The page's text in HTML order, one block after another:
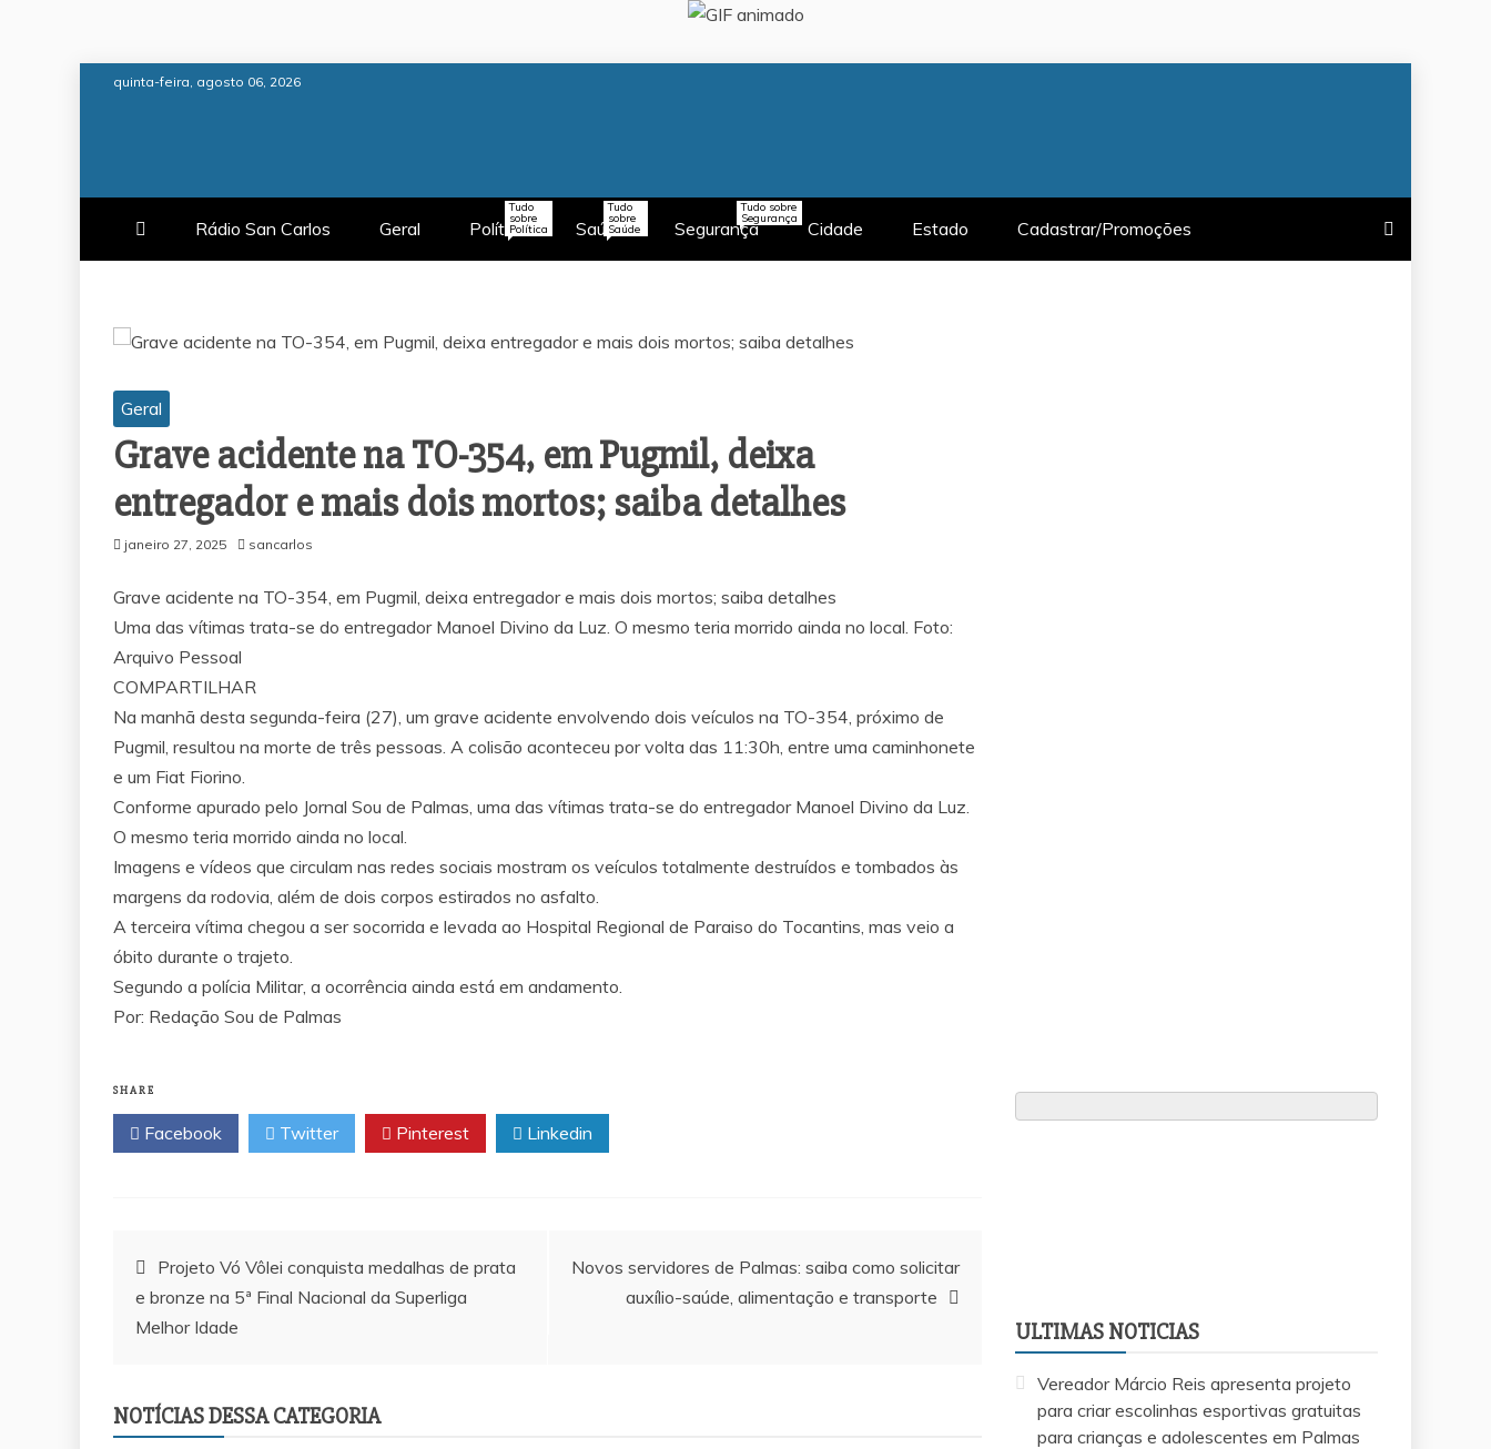
quinta-feira, agosto 06, 2026
Rádio San Carlos Geral Política
Tudo
sobre
Política Saúde
Tudo
sobre
Saúde Segurança
Tudo sobre
Segurança Cidade Estado Cadastrar/Promoções
Geral
Grave acidente na TO-354, em Pugmil, deixa
entregador e mais dois mortos; saiba detalhes
janeiro 27, 2025 sancarlos
Grave acidente na TO-354, em Pugmil, deixa entregador e mais dois mortos; saiba detalhes
Uma das vítimas trata-se do entregador Manoel Divino da Luz. O mesmo teria morrido ainda no local. Foto:
Arquivo Pessoal
COMPARTILHAR
Na manhã desta segunda-feira (27), um grave acidente envolvendo dois veículos na TO-354, próximo de
Pugmil, resultou na morte de três pessoas. A colisão aconteceu por volta das 11:30h, entre uma caminhonete
e um Fiat Fiorino.
Conforme apurado pelo Jornal Sou de Palmas, uma das vítimas trata-se do entregador Manoel Divino da Luz.
O mesmo teria morrido ainda no local.
Imagens e vídeos que circulam nas redes sociais mostram os veículos totalmente destruídos e tombados às
margens da rodovia, além de dois corpos estirados no asfalto.
A terceira vítima chegou a ser socorrida e levada ao Hospital Regional de Paraiso do Tocantins, mas veio a
óbito durante o trajeto.
Segundo a polícia Militar, a ocorrência ainda está em andamento.
Por: Redação Sou de Palmas
SHARE
Facebook Twitter Pinterest Linkedin
Navegação
de
Projeto Vó Vôlei conquista medalhas de prata
e bronze na 5ª Final Nacional da Superliga
Melhor Idade
Novos servidores de Palmas: saiba como solicitar
auxílio-saúde, alimentação e transporte
NOTÍCIAS DESSA CATEGORIA
ULTIMAS NOTICIAS
Vereador Márcio Reis apresenta projeto
para criar escolinhas esportivas gratuitas
para crianças e adolescentes em Palmas